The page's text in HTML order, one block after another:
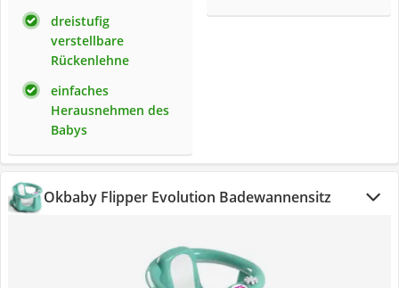
dreistufig
verstellbare
Rückenlehne
einfaches
Herausnehmen des
Babys
Okbaby Flipper Evolution Badewannensitz